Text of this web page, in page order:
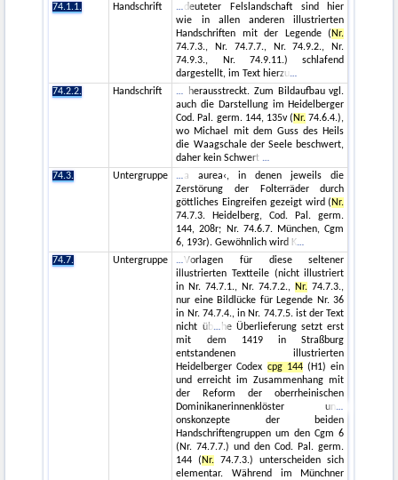
74.1.1.
Handschrift
deuteter Felslandschaft sind hier
wie in allen anderen illustrierten
Handschriften mit der Legende (Nr.
74.7.3., Nr. 74.7.7., Nr. 74.9.2., Nr.
74.9.3., Nr. 74.9.11.) schlafend
dargestellt, im Text hierzu
74.2.2.
Handschrift
herausstreckt. Zum Bildaufbau vgl.
auch die Darstellung im Heidelberger
Cod. Pal. germ. 144, 135v (Nr. 74.6.4.),
wo Michael mit dem Guss des Heils
die Waagschale der Seele beschwert,
daher kein Schwert
74.3.
Untergruppe
a aurea‹, in denen jeweils die
Zerstörung der Folterräder durch
göttliches Eingreifen gezeigt wird (Nr.
74.7.3. Heidelberg, Cod. Pal. germ.
144, 208r; Nr. 74.6.7. München, Cgm
6, 193r). Gewöhnlich wird K
74.7.
Untergruppe
Vorlagen für diese seltener
illustrierten Textteile (nicht illustriert
in Nr. 74.7.1., Nr. 74.7.2., Nr. 74.7.3.,
nur eine Bildlücke für Legende Nr. 36
in Nr. 74.7.4., in Nr. 74.7.5. ist der Text
nicht üb
he Überlieferung setzt erst
mit dem 1419 in Straßburg
entstandenen illustrierten
Heidelberger Codex cpg 144(H1) ein
und erreicht im Zusammenhang mit
der Reform der oberrheinischen
Dominikanerinnenklöster un
onskonzepte der beiden
Handschriftengruppen um den Cgm 6
(Nr. 74.7.7.) und den Cod. Pal. germ.
144 (Nr. 74.7.3.) unterscheiden sich
elementar. Während im Münchner